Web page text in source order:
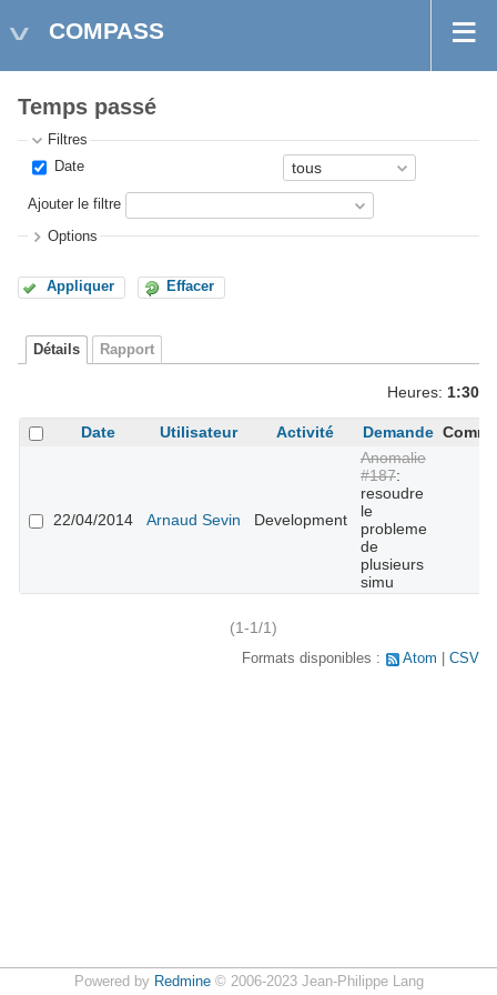
COMPASS
Temps passé
Filtres
Date
Ajouter le filtre
Options
Appliquer Effacer
Détails Rapport
Heures: 1:30
Date Utilisateur Activité Demande
22/04/2014 Arnaud Sevin Development
Anomalie
#187:
resoudre
le
probleme
de
plusieurs
simu
(1-1/1)
Formats disponibles : Atom CSV
Powered by Redmine© 2006-2023 Jean-Philippe Lang